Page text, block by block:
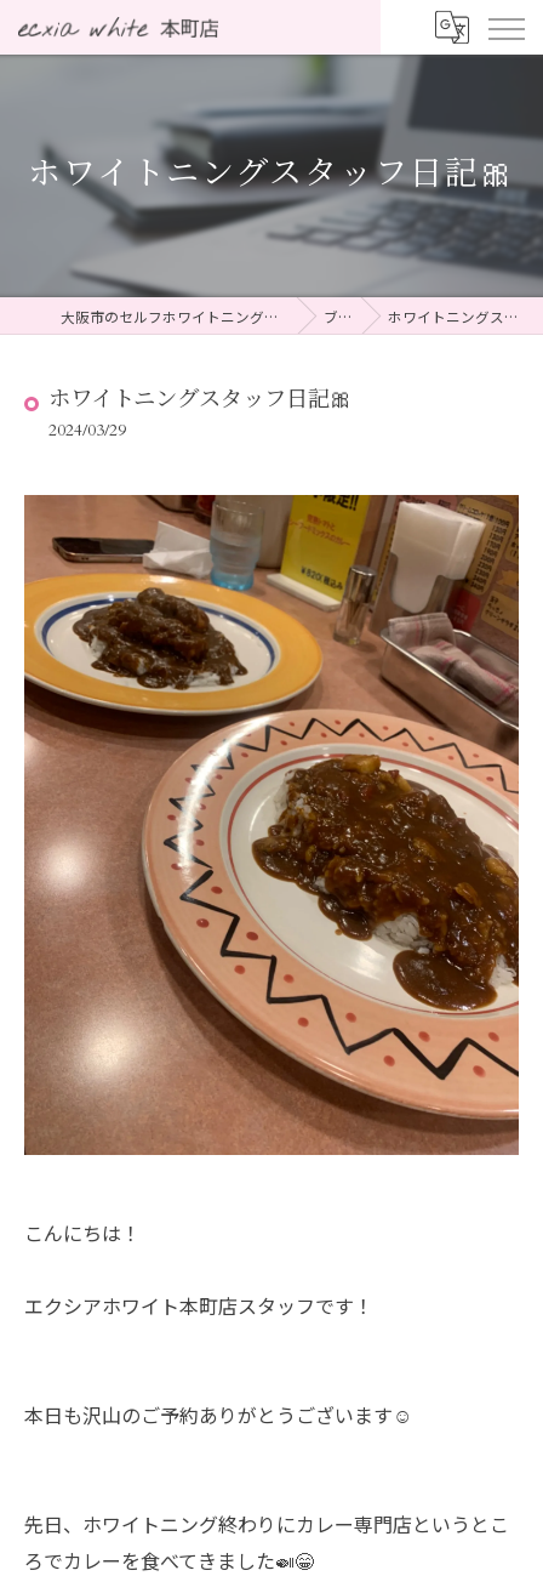
ホワイトニングスタッフ日記🎀
大阪市のセルフホワイトニングならecxia white 本町店 ブログ ホワイトニングスタッフ日記🎀
ホワイトニングスタッフ日記🎀
2024/03/29
こんにちは！
エクシアホワイト本町店スタッフです！
本日も沢山のご予約ありがとうございます☺️
先日、ホワイトニング終わりにカレー専門店というとこ
ろでカレーを食べてきました🍛😁